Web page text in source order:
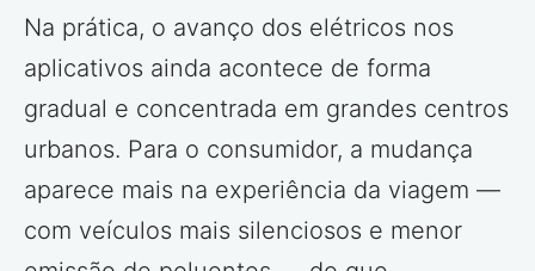
Na prática, o avanço dos elétricos nos
aplicativos ainda acontece de forma
gradual e concentrada em grandes centros
urbanos. Para o consumidor, a mudança
aparece mais na experiência da viagem —
com veículos mais silenciosos e menor